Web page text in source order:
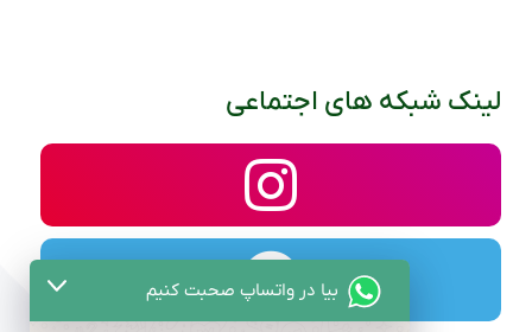
لینک شبکه های اجتماعی
بیا در واتساپ صحبت کنیم